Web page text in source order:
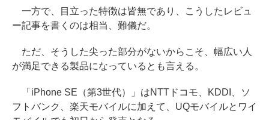
一方で、目立った特徴は皆無であり、こうしたレビュ
ー記事を書くのは相当、難儀だ。
ただ、そうした尖った部分がないからこそ、幅広い人
が満足できる製品になっているとも言える。
「iPhone SE（第3世代）」はNTTドコモ、KDDI、ソ
フトバンク、楽天モバイルに加えて、UQモバイルとワイ